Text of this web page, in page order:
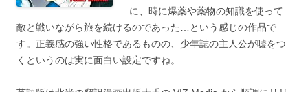
に、時に爆薬や薬物の知識を使って
敵と戦いながら旅を続けるのであった…という感じの作品で
す。正義感の強い性格であるものの、少年誌の主人公が嘘をつ
くというのは実に面白い設定ですね。